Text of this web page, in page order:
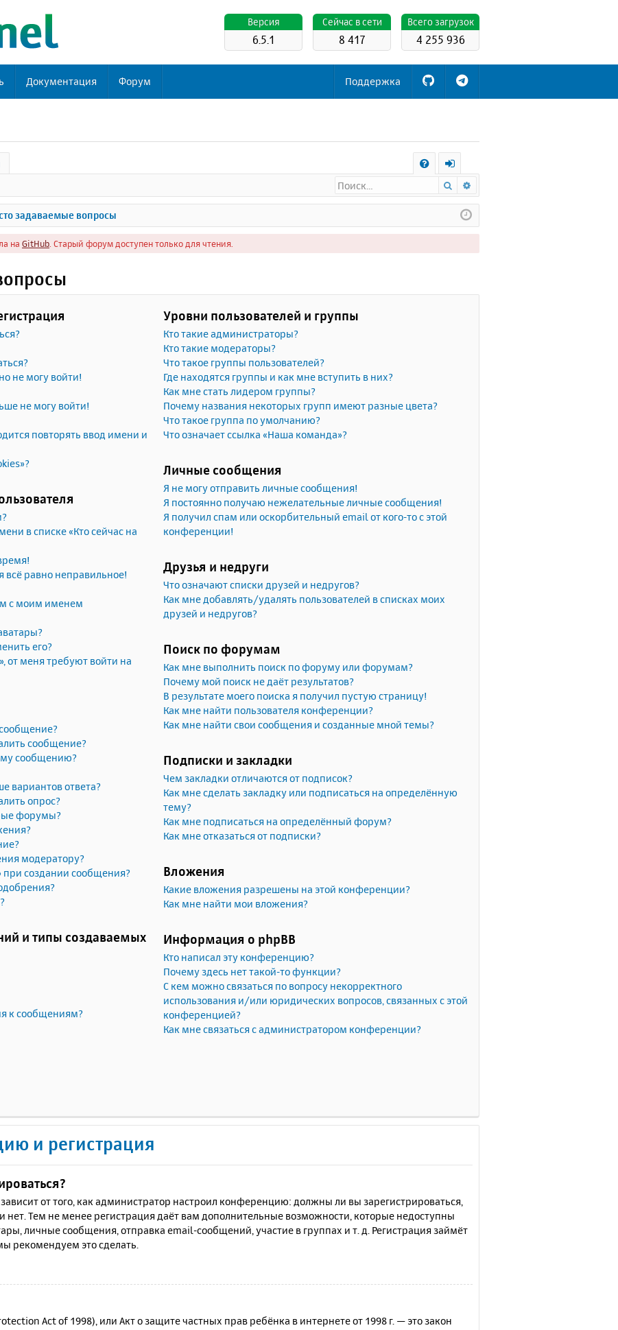
Всего загрузок
4 255 936
Cейчас в сети
8 417
Версия
6.5.1
Документация Форум Поддержка
Q
х
о
д
Поиск
задаваемые вопросы
на GitHub . Старый форум доступен только для чтения.
не могу войти!
не могу войти!
повторять ввод имени и
в списке «Кто сейчас на
всё равно неправильное!
с моим именем
его?
от меня требуют войти на
сообщение?
сообщению?
вариантов ответа?
опрос?
форумы?
модератору?
при создании сообщения?
и типы создаваемых
к сообщениям?
Уровни пользователей и группы
Кто такие администраторы?
Кто такие модераторы?
Что такое группы пользователей?
Где находятся группы и как мне вступить в них?
Как мне стать лидером группы?
Почему названия некоторых групп имеют разные цвета?
Что такое группа по умолчанию?
Что означает ссылка «Наша команда»?
Личные сообщения
Я не могу отправить личные сообщения!
Я постоянно получаю нежелательные личные сообщения!
Я получил спам или оскорбительный email от кого-то с этой
конференции!
Друзья и недруги
Что означают списки друзей и недругов?
Как мне добавлять/удалять пользователей в списках моих
друзей и недругов?
Поиск по форумам
Как мне выполнить поиск по форуму или форумам?
Почему мой поиск не даёт результатов?
В результате моего поиска я получил пустую страницу!
Как мне найти пользователя конференции?
Как мне найти свои сообщения и созданные мной темы?
Подписки и закладки
Чем закладки отличаются от подписок?
Как мне сделать закладку или подписаться на определённую
тему?
Как мне подписаться на определённый форум?
Как мне отказаться от подписки?
Вложения
Какие вложения разрешены на этой конференции?
Как мне найти мои вложения?
Информация о phpBB
Кто написал эту конференцию?
Почему здесь нет такой-то функции?
С кем можно связаться по вопросу некорректного
использования и/или юридических вопросов, связанных с этой
конференцией?
Как мне связаться с администратором конференции?
и регистрация
от того, как администратор настроил конференцию: должны ли вы зарегистрироваться,
Тем не менее регистрация даёт вам дополнительные возможности, которые недоступны
личные сообщения, отправка email-сообщений, участие в группах и т. д. Регистрация займёт
рекомендуем это сделать.
Act of 1998), или Акт о защите частных прав ребёнка в интернете от 1998 г. — это закон